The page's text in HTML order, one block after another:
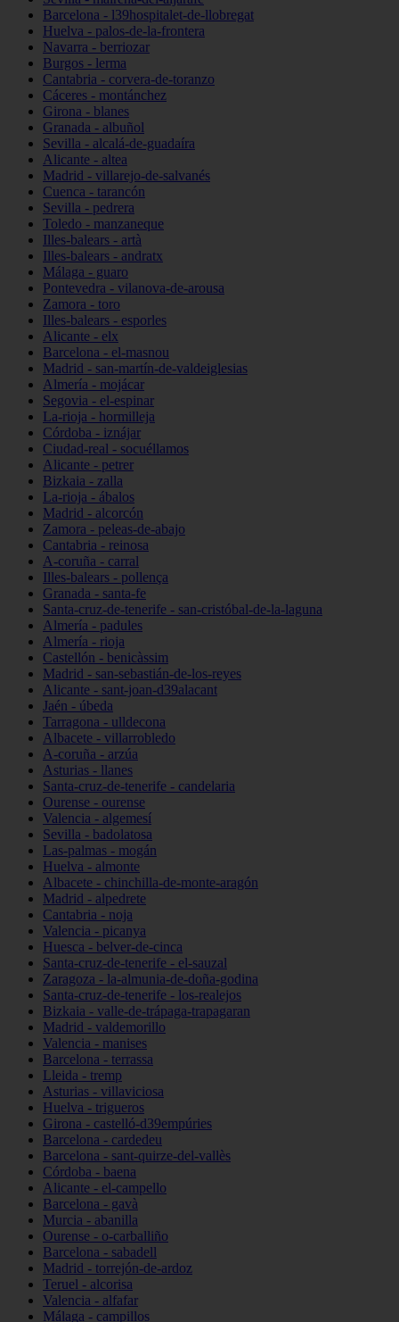
Barcelona - l39hospitalet-de-llobregat
Huelva - palos-de-la-frontera
Navarra - berriozar
Burgos - lerma
Cantabria - corvera-de-toranzo
Cáceres - montánchez
Girona - blanes
Granada - albuñol
Sevilla - alcalá-de-guadaíra
Alicante - altea
Madrid - villarejo-de-salvanés
Cuenca - tarancón
Sevilla - pedrera
Toledo - manzaneque
Illes-balears - artà
Illes-balears - andratx
Málaga - guaro
Pontevedra - vilanova-de-arousa
Zamora - toro
Illes-balears - esporles
Alicante - elx
Barcelona - el-masnou
Madrid - san-martín-de-valdeiglesias
Almería - mojácar
Segovia - el-espinar
La-rioja - hormilleja
Córdoba - iznájar
Ciudad-real - socuéllamos
Alicante - petrer
Bizkaia - zalla
La-rioja - ábalos
Madrid - alcorcón
Zamora - peleas-de-abajo
Cantabria - reinosa
A-coruña - carral
Illes-balears - pollença
Granada - santa-fe
Santa-cruz-de-tenerife - san-cristóbal-de-la-laguna
Almería - padules
Almería - rioja
Castellón - benicàssim
Madrid - san-sebastián-de-los-reyes
Alicante - sant-joan-d39alacant
Jaén - úbeda
Tarragona - ulldecona
Albacete - villarrobledo
A-coruña - arzúa
Asturias - llanes
Santa-cruz-de-tenerife - candelaria
Ourense - ourense
Valencia - algemesí
Sevilla - badolatosa
Las-palmas - mogán
Huelva - almonte
Albacete - chinchilla-de-monte-aragón
Madrid - alpedrete
Cantabria - noja
Valencia - picanya
Huesca - belver-de-cinca
Santa-cruz-de-tenerife - el-sauzal
Zaragoza - la-almunia-de-doña-godina
Santa-cruz-de-tenerife - los-realejos
Bizkaia - valle-de-trápaga-trapagaran
Madrid - valdemorillo
Valencia - manises
Barcelona - terrassa
Lleida - tremp
Asturias - villaviciosa
Huelva - trigueros
Girona - castelló-d39empúries
Barcelona - cardedeu
Barcelona - sant-quirze-del-vallès
Córdoba - baena
Alicante - el-campello
Barcelona - gavà
Murcia - abanilla
Ourense - o-carballiño
Barcelona - sabadell
Madrid - torrejón-de-ardoz
Teruel - alcorisa
Valencia - alfafar
Málaga - campillos